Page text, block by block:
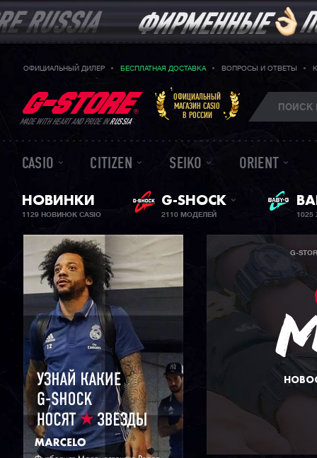
ОФИЦИАЛЬНЫЙ ДИЛЕР БЕСПЛАТНАЯ ДОСТАВКА ВОПРОСЫ И ОТВЕТЫ
MADE WITH HEART AND PRIDE INRUSSIA
ОФИЦИАЛЬНЫЙ
МАГАЗИН CASIO
В РОССИИ
CASIO CITIZEN SEIKO ORIENT
НОВИНКИ
1129 НОВИНОК CASIO
G-SHOCK
2110 МОДЕЛЕЙ
G-